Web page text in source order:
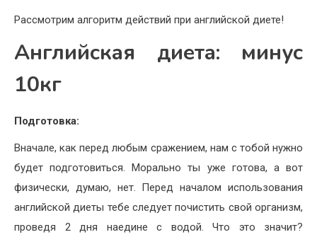
Рассмотрим алгоритм действий при английской диете!
Английская диета: минус
10кг
Подготовка:
Вначале, как перед любым сражением, нам с тобой нужно
будет подготовиться. Морально ты уже готова, а вот
физически, думаю, нет. Перед началом использования
английской диеты тебе следует почистить свой организм,
проведя 2 дня наедине с водой. Что это значит?